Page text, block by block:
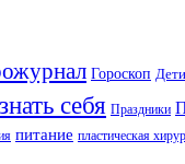
Гороскоп
себя Праздники
питание пластическая